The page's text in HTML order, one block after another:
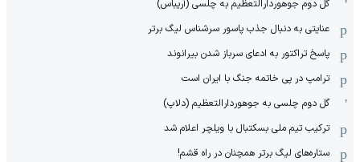
گل دوم جوهوردارالتعظیم به چلسی (آریباس)
عنایتی به دنبال جذب پاسور سرشناس لیگ برتر
پاسخ تراکتور به ادعای سرباز شدن بیرانوند
ترامپ در پی خاتمه جنگ با ایران است
گل دوم چلسی به جوهوردارالتعظیم (دلاپ)
ترکیب تیم ملی بسکتبال با ویلچر اعلام شد
ستاره‌های لیگ برتر همچنان در راه قشم!